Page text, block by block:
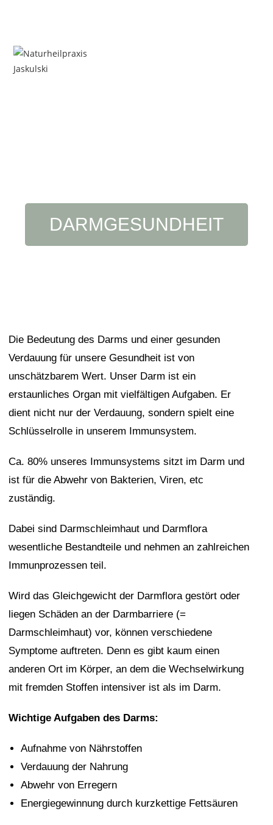
DARMGESUNDHEIT
Die Bedeutung des Darms und einer gesunden
Verdauung für unsere Gesundheit ist von
unschätzbarem Wert. Unser Darm ist ein
erstaunliches Organ mit vielfältigen Aufgaben. Er
dient nicht nur der Verdauung, sondern spielt eine
Schlüsselrolle in unserem Immunsystem.
Ca. 80% unseres Immunsystems sitzt im Darm und
ist für die Abwehr von Bakterien, Viren, etc
zuständig.
Dabei sind Darmschleimhaut und Darmflora
wesentliche Bestandteile und nehmen an zahlreichen
Immunprozessen teil.
Wird das Gleichgewicht der Darmflora gestört oder
liegen Schäden an der Darmbarriere (=
Darmschleimhaut) vor, können verschiedene
Symptome auftreten. Denn es gibt kaum einen
anderen Ort im Körper, an dem die Wechselwirkung
mit fremden Stoffen intensiver ist als im Darm.
Wichtige Aufgaben des Darms:
Aufnahme von Nährstoffen
Verdauung der Nahrung
Abwehr von Erregern
Energiegewinnung durch kurzkettige Fettsäuren